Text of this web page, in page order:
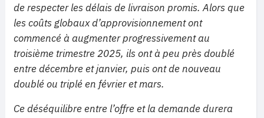
de respecter les délais de livraison promis. Alors que
les coûts globaux d’approvisionnement ont
commencé à augmenter progressivement au
troisième trimestre 2025, ils ont à peu près doublé
entre décembre et janvier, puis ont de nouveau
doublé ou triplé en février et mars.
Ce déséquilibre entre l’offre et la demande durera